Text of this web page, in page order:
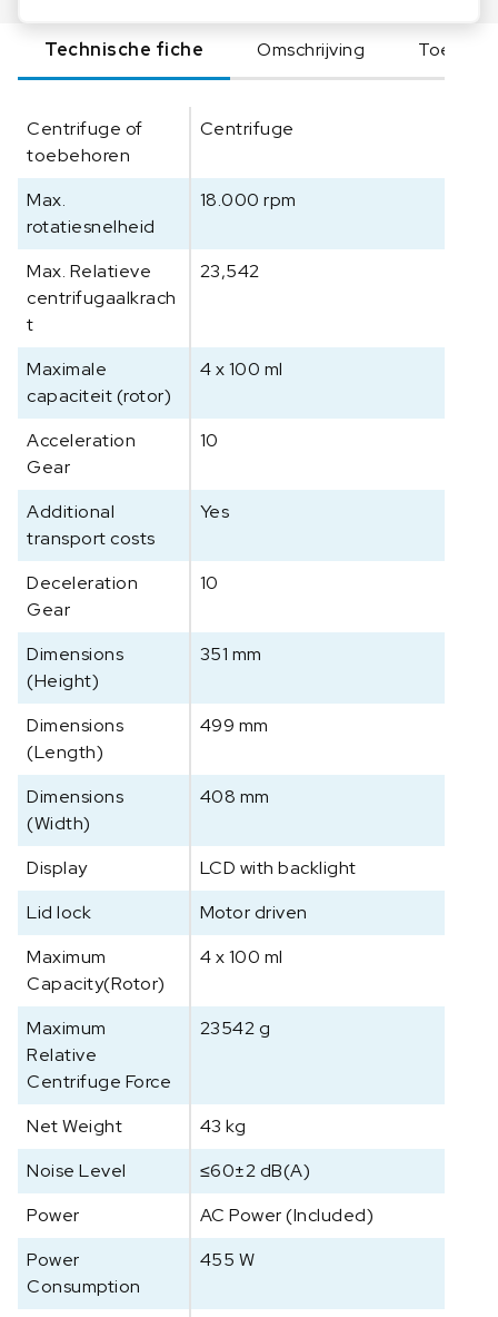
e
r
5
0
0
S
e
r
e
s
t
i
P
r
o
C
e
n
t
i
f
u
F
C
5
7
1
8
n
t
a
l
Technische fiche Omschrijving
Centrifuge of
toebehoren
Centrifuge
Max.
rotatiesnelheid
18.000 rpm
Max. Relatieve
centrifugaalkrach
t
23,542
Maximale
capaciteit (rotor)
4 x 100 ml
Acceleration
Gear
10
Additional
transport costs
Yes
Deceleration
Gear
10
Dimensions
(Height)
351 mm
Dimensions
(Length)
499 mm
Dimensions
(Width)
408 mm
Display
LCD with backlight
Lid lock
Motor driven
Maximum
Capacity(Rotor)
4 x 100 ml
Maximum
Relative
Centrifuge Force
23542 g
Net Weight
43 kg
Noise Level
≤60±2 dB(A)
Power
AC Power (Included)
Power
Consumption
455 W